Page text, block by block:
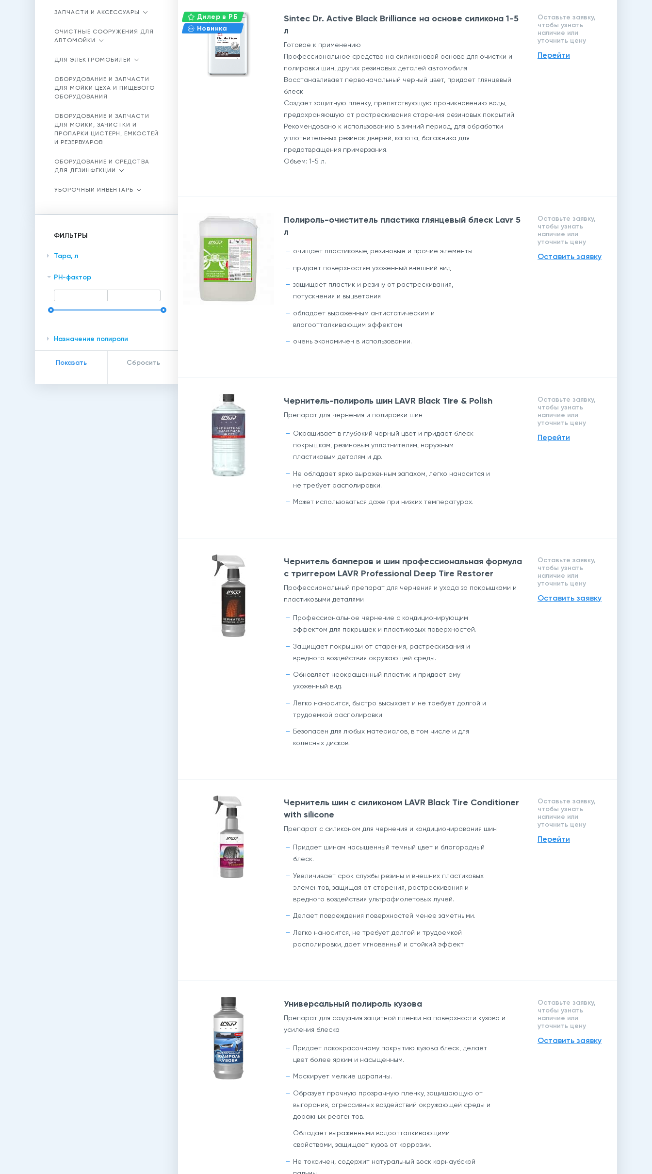
ЗАПЧАСТИ И АКСЕССУАРЫ
ОЧИСТНЫЕ СООРУЖЕНИЯ ДЛЯ
АВТОМОЙКИ
ДЛЯ ЭЛЕКТРОМОБИЛЕЙ
ОБОРУДОВАНИЕ И ЗАПЧАСТИ
ДЛЯ МОЙКИ ЦЕХА И ПИЩЕВОГО
ОБОРУДОВАНИЯ
ОБОРУДОВАНИЕ И ЗАПЧАСТИ
ДЛЯ МОЙКИ, ЗАЧИСТКИ И
ПРОПАРКИ ЦИСТЕРН, ЕМКОСТЕЙ
И РЕЗЕРВУАРОВ
ОБОРУДОВАНИЕ И СРЕДСТВА
ДЛЯ ДЕЗИНФЕКЦИИ
УБОРОЧНЫЙ ИНВЕНТАРЬ
ФИЛЬТРЫ
Тара, л
PH-фактор
Назначение полироли
Дилер в РБ
Новинка
Sintec Dr. Active Black Brilliance на основе силикона 1-5
л
Готовое к применению
Профессиональное средство на силиконовой основе для очистки и
полировки шин, других резиновых деталей автомобиля
Восстанавливает первоначальный черный цвет, придает глянцевый
блеск
Создает защитную пленку, препятствующую проникновению воды,
предохраняющую от растрескивания старения резиновых покрытий
Рекомендовано к использованию в зимний период, для обработки
уплотнительных резинок дверей, капота, багажника для
предотвращения примерзания.
Объем: 1-5 л.
Оставьте заявку,
чтобы узнать
наличие или
уточнить цену
Перейти
Полироль-очиститель пластика глянцевый блеск Lavr 5
л
очищает пластиковые, резиновые и прочие элементы
придает поверхностям ухоженный внешний вид
защищает пластик и резину от растрескивания,
потускнения и выцветания
обладает выраженным антистатическим и
влагоотталкивающим эффектом
очень экономичен в использовании.
Оставьте заявку,
чтобы узнать
наличие или
уточнить цену
Оставить заявку
Чернитель-полироль шин LAVR Black Tire & Polish
Препарат для чернения и полировки шин
Окрашивает в глубокий черный цвет и придает блеск
покрышкам, резиновым уплотнителям, наружным
пластиковым деталям и др.
Не обладает ярко выраженным запахом, легко наносится и
не требует располировки.
Может использоваться даже при низких температурах.
Оставьте заявку,
чтобы узнать
наличие или
уточнить цену
Перейти
Чернитель бамперов и шин профессиональная формула
c триггером LAVR Professional Deep Tire Restorer
Профессиональный препарат для чернения и ухода за покрышками и
пластиковыми деталями
Профессиональное чернение с кондиционирующим
эффектом для покрышек и пластиковых поверхностей.
Защищает покрышки от старения, растрескивания и
вредного воздействия окружающей среды.
Обновляет неокрашенный пластик и придает ему
ухоженный вид.
Легко наносится, быстро высыхает и не требует долгой и
трудоемкой располировки.
Безопасен для любых материалов, в том числе и для
колесных дисков.
Оставьте заявку,
чтобы узнать
наличие или
уточнить цену
Оставить заявку
Чернитель шин с силиконом LAVR Black Tire Conditioner
with silicone
Препарат с силиконом для чернения и кондиционирования шин
Придает шинам насыщенный темный цвет и благородный
блеск.
Увеличивает срок службы резины и внешних пластиковых
элементов, защищая от старения, растрескивания и
вредного воздействия ультрафиолетовых лучей.
Делает повреждения поверхностей менее заметными.
Легко наносится, не требует долгой и трудоемкой
располировки, дает мгновенный и стойкий эффект.
Оставьте заявку,
чтобы узнать
наличие или
уточнить цену
Перейти
Универсальный полироль кузова
Препарат для создания защитной пленки на поверхности кузова и
усиления блеска
Придает лакокрасочному покрытию кузова блеск, делает
цвет более ярким и насыщенным.
Маскирует мелкие царапины.
Образует прочную прозрачную пленку, защищающую от
выгорания, агрессивных воздействий окружающей среды и
дорожных реагентов.
Обладает выраженными водоотталкивающими
свойствами, защищает кузов от коррозии.
Не токсичен, содержит натуральный воск карнаубской
Оставьте заявку,
чтобы узнать
наличие или
уточнить цену
Оставить заявку